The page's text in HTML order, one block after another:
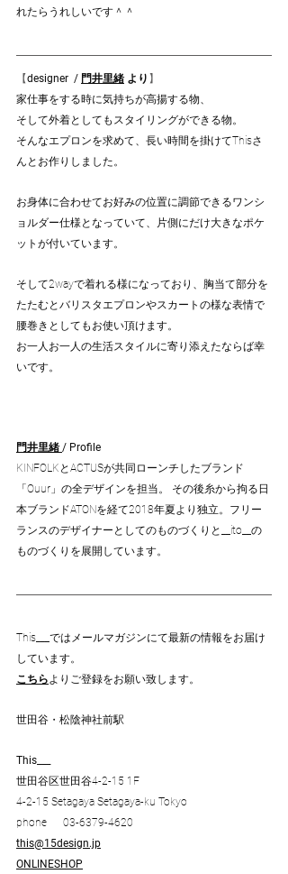
れたらうれしいです＾＾
【designer  / 門井里緒 より 】
家仕事をする時に気持ちが高揚する物、
そして外着としてもスタイリングができる物。
そんなエプロンを求めて、長い時間を掛けてThisさ
んとお作りしました。
お身体に合わせてお好みの位置に調節できるワンシ
ョルダー仕様となっていて、片側にだけ大きなポケ
ットが付いています。
そして2wayで着れる様になっており、胸当て部分を
たたむとバリスタエプロンやスカートの様な表情で
腰巻きとしてもお使い頂けます。
お一人お一人の生活スタイルに寄り添えたならば幸
いです。
門井里緒 / Profile
KINFOLKとACTUSが共同ローンチしたブランド
「Ouur」の全デザインを担当。 その後糸から拘る日
本ブランドATONを経て2018年夏より独立。フリー
ランスのデザイナーとしてのものづくりと__ito__の
ものづくりを展開しています。
This___ではメールマガジンにて最新の情報をお届け
しています。
こちらよりご登録をお願い致します。
世田谷・松陰神社前駅
This___
世田谷区世田谷4-2-15 1F
4-2-15 Setagaya Setagaya-ku Tokyo
phone      03-6379-4620
this@15design.jp
ONLINESHOP